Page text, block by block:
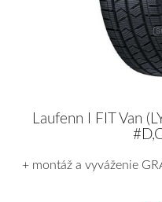
Laufenn I FIT Van
+ montáž a vyváženie